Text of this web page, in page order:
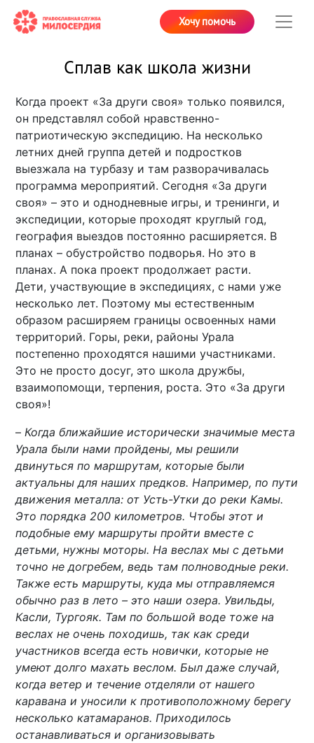
Хочу помочь
Сплав как школа жизни
Когда проект «За други своя» только появился,
он представлял собой нравственно-
патриотическую экспедицию. На несколько
летних дней группа детей и подростков
выезжала на турбазу и там разворачивалась
программа мероприятий. Сегодня «За други
своя» – это и однодневные игры, и тренинги, и
экспедиции, которые проходят круглый год,
география выездов постоянно расширяется. В
планах – обустройство подворья. Но это в
планах. А пока проект продолжает расти.
Дети, участвующие в экспедициях, с нами уже
несколько лет. Поэтому мы естественным
образом расширяем границы освоенных нами
территорий. Горы, реки, районы Урала
постепенно проходятся нашими участниками.
Это не просто досуг, это школа дружбы,
взаимопомощи, терпения, роста. Это «За други
своя»!
–Когда ближайшие исторически значимые места
Урала были нами пройдены, мы решили
двинуться по маршрутам, которые были
актуальны для наших предков. Например, по пути
движения металла: от Усть-Утки до реки Камы.
Это порядка 200 километров. Чтобы этот и
подобные ему маршруты пройти вместе с
детьми, нужны моторы. На веслах мы с детьми
точно не догребем, ведь там полноводные реки.
Также есть маршруты, куда мы отправляемся
обычно раз в лето – это наши озера. Увильды,
Касли, Тургояк. Там по большой воде тоже на
веслах не очень походишь, так как среди
участников всегда есть новички, которые не
умеют долго махать веслом. Был даже случай,
когда ветер и течение отделяли от нашего
каравана и уносили к противоположному берегу
несколько катамаранов. Приходилось
останавливаться и организовывать